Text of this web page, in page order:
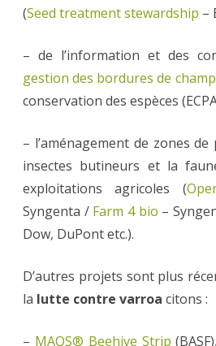
(Seed treatment stewardship –
– de l’information et des
gestion des bordures de
conservation des espèces
– l’aménagement de zones
insectes butineurs et la
exploitations agricoles (
Syngenta / Farm 4 bio –
Dow, DuPont etc.).
D’autres projets sont plus
la lutte contre varroa citons :
– MAQS® Beehive Strip